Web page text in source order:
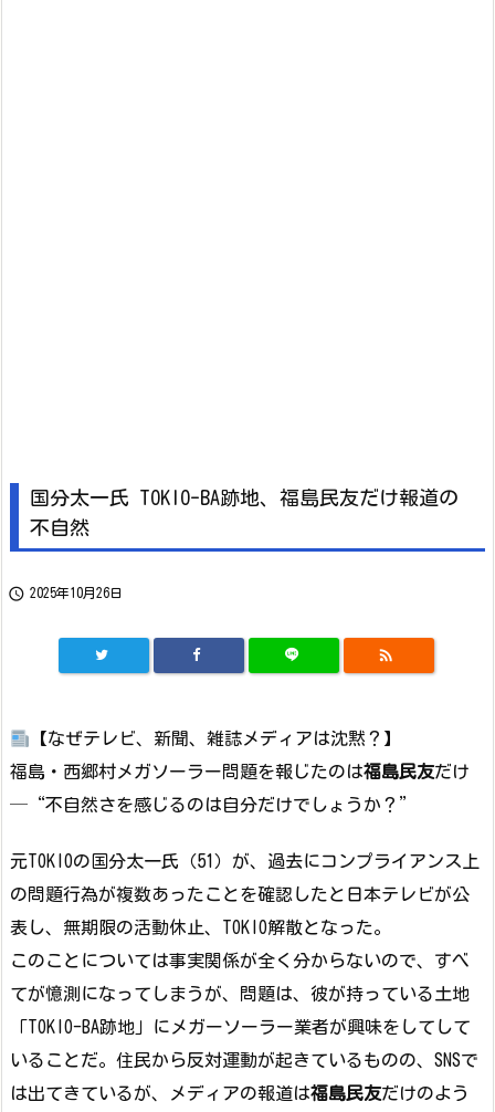
国分太一氏 TOKIO-BA跡地、福島民友だけ報道の
不自然
 2025年10月26日

【なぜテレビ、新聞、雑誌メディアは沈黙？】
福島・西郷村メガソーラー問題を報じたのは福島民友だけ
─“不自然さを感じるのは自分だけでしょうか？”
元TOKIOの国分太一氏（51）が、過去にコンプライアンス上
の問題行為が複数あったことを確認したと日本テレビが公
表し、無期限の活動休止、TOKIO解散となった。
このことについては事実関係が全く分からないので、すべ
てが憶測になってしまうが、問題は、彼が持っている土地
「TOKIO-BA跡地」にメガーソーラー業者が興味をしてして
いることだ。住民から反対運動が起きているものの、SNSで
は出てきているが、メディアの報道は福島民友だけのよう